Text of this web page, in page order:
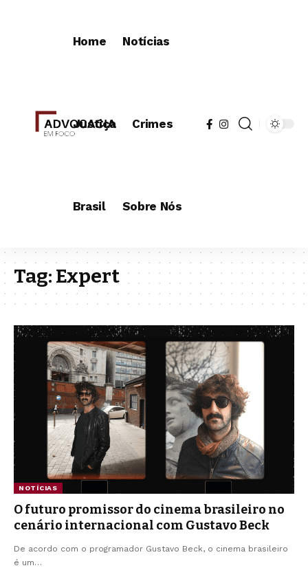
Home Notícias
Justiça Crimes
Brasil Sobre Nós
Tag:Expert
NOTÍCIAS
O futuro promissor do cinema brasileiro no
cenário internacional com Gustavo Beck
De acordo com o programador Gustavo Beck, o cinema brasileiro
é um…